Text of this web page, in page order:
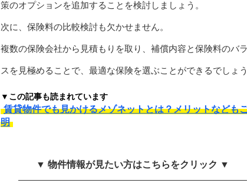
策のオプションを追加することを検討しましょう。
次に、保険料の比較検討も欠かせません。
複数の保険会社から見積もりを取り、補償内容と保険料のバ
スを見極めることで、最適な保険を選ぶことができるでしょう
▼この記事も読まれています
賃貸物件でも見かけるメゾネットとは？メリットなども
明
▼ 物件情報が見たい方はこちらをクリック ▼